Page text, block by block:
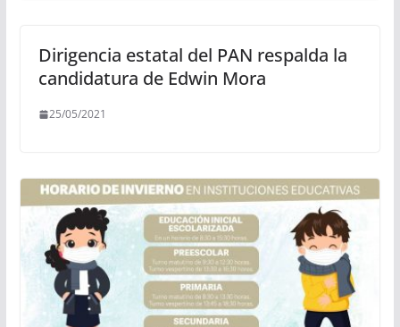
Dirigencia estatal del PAN respalda la
candidatura de Edwin Mora
25/05/2021